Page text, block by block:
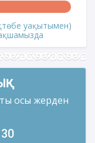
уақытымен)
осы жерден